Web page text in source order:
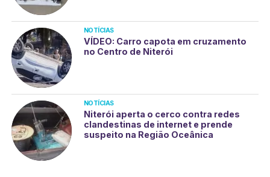
NOTÍCIAS
VÍDEO: Carro capota em cruzamento
no Centro de Niterói
NOTÍCIAS
Niterói aperta o cerco contra redes
clandestinas de internet e prende
suspeito na Região Oceânica